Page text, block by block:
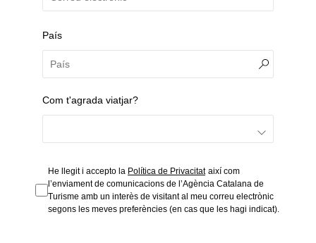
País
Com t'agrada viatjar?
He llegit i accepto la Política de Privacitat així com
l’enviament de comunicacions de l’Agència Catalana de
Turisme amb un interès de visitant al meu correu electrònic
segons les meves preferències (en cas que les hagi indicat).